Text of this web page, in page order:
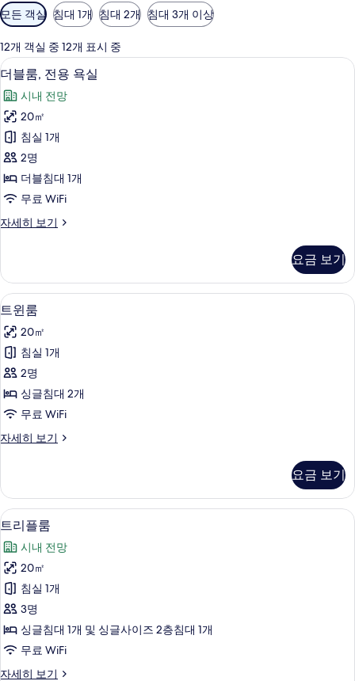
객
실
에
사
용
가
능
한
필
터
모든 객실 침대 1개 침대 2개 침대 3개 이상
12개 객실 중 12개 표시 중
더
블
룸,
전
용
욕
실
진
두
보
기
8
더블룸, 전용 욕실
시내 전망
20㎡
침실 1개
2명
더블침대 1개
무료 WiFi
자세히 보기
더
용
욕
실
세
히
보
기
요금 보기
트
윈
룸
사
진
모
보
9
트윈룸
20㎡
침실 1개
2명
싱글침대 2개
무료 WiFi
자세히 보기
트
세
히
보
요금 보기
트
리
플
룸
사
진
모
13
트리플룸
시내 전망
20㎡
침실 1개
3명
싱글침대 1개 및 싱글사이즈 2층침대 1개
무료 WiFi
자세히 보기
트